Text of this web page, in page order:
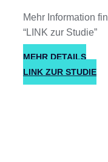
Mehr Information
“LINK zur Studie”
MEHR DETAILS
LINK ZUR STUDIE